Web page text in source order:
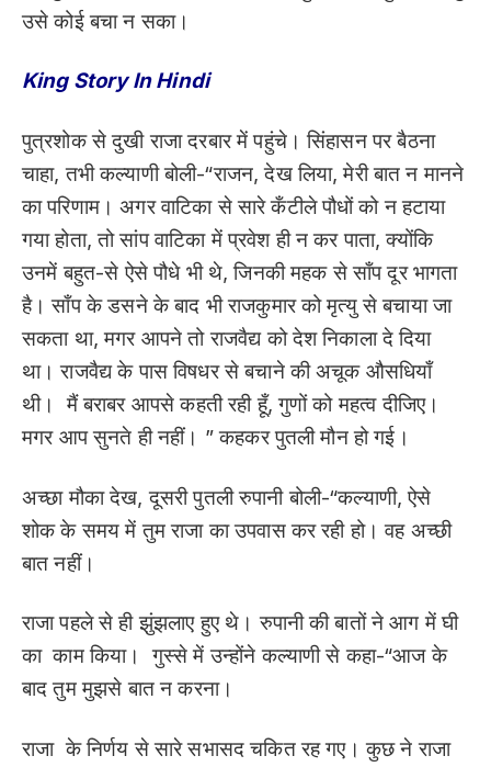
उसे कोई बचा न सका।
King Story In Hindi
पुत्रशोक से दुखी राजा दरबार में पहुंचे। सिंहासन पर बैठना
चाहा, तभी कल्याणी बोली-“राजन, देख लिया, मेरी बात न मानने
का परिणाम। अगर वाटिका से सारे कँटीले पौधों को न हटाया
गया होता, तो सांप वाटिका में प्रवेश ही न कर पाता, क्योंकि
उनमें बहुत-से ऐसे पौधे भी थे, जिनकी महक से साँप दूर भागता
है। साँप के डसने के बाद भी राजकुमार को मृत्यु से बचाया जा
सकता था, मगर आपने तो राजवैद्य को देश निकाला दे दिया
था। राजवैद्य के पास विषधर से बचाने की अचूक औसधियाँ
थी। मैं बराबर आपसे कहती रही हूँ, गुणों को महत्व दीजिए।
मगर आप सुनते ही नहीं। ” कहकर पुतली मौन हो गई।
अच्छा मौका देख, दूसरी पुतली रुपानी बोली-“कल्याणी, ऐसे
शोक के समय में तुम राजा का उपवास कर रही हो। वह अच्छी
बात नहीं।
राजा पहले से ही झुंझलाए हुए थे। रुपानी की बातों ने आग में घी
का काम किया। गुस्से में उन्होंने कल्याणी से कहा-“आज के
बाद तुम मुझसे बात न करना।
राजा के निर्णय से सारे सभासद चकित रह गए। कुछ ने राजा